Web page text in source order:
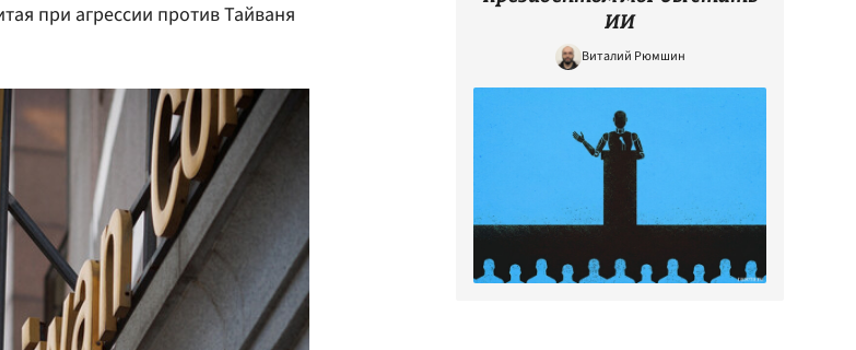
при агрессии против Тайваня
ИИ
Виталий Рюмшин